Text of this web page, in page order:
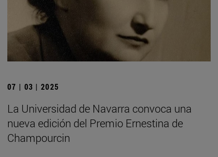
07 | 03 | 2025
La Universidad de Navarra convoca una
nueva edición del Premio Ernestina de
Champourcin